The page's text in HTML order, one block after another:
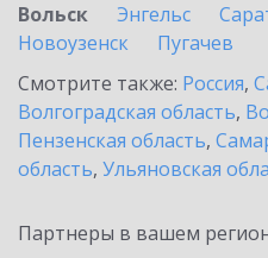
Вольск
Энгельс
Новоузенск
Пугачев
Смотрите также: Россия,
Волгоградская область,
Пензенская область,
область, Ульяновская
Партнеры в вашем